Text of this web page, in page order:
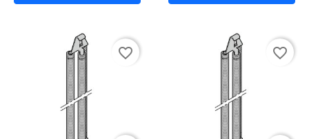
favorite_border favorite_border